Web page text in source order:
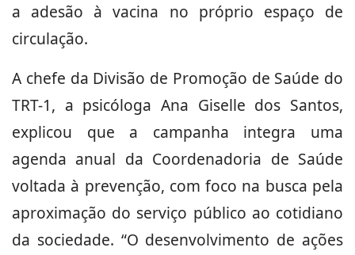
a adesão à vacina no próprio espaço de
circulação.
A chefe da Divisão de Promoção de Saúde do
TRT-1, a psicóloga Ana Giselle dos Santos,
explicou que a campanha integra uma
agenda anual da Coordenadoria de Saúde
voltada à prevenção, com foco na busca pela
aproximação do serviço público ao cotidiano
da sociedade. “O desenvolvimento de ações